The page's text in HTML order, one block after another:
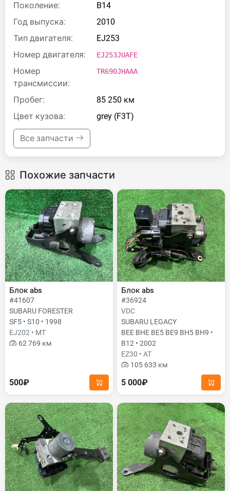
Поколение:
B14
Год выпуска:
2010
Тип двигателя:
EJ253
Номер двигателя:
EJ253JUAFE
Номер
трансмиссии:
TR690JHAAA
Пробег:
85 250 км
Цвет кузова:
grey (F3T)
Все запчасти
Похожие запчасти
Блок abs
#41607
SUBARU FORESTER
SF5 • S10 • 1998
EJ202 • MT
62 769 км
500₽
Блок abs
#36924
VDC
SUBARU LEGACY
BEE BHE BE5 BE9 BH5 BH9 •
B12 • 2002
EZ30 • AT
105 633 км
5 000₽